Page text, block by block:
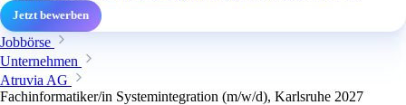
Jetzt bewerben
Jobbörse
Unternehmen
Atruvia AG
Fachinformatiker/in Systemintegration (m/w/d), Karlsruhe 2027